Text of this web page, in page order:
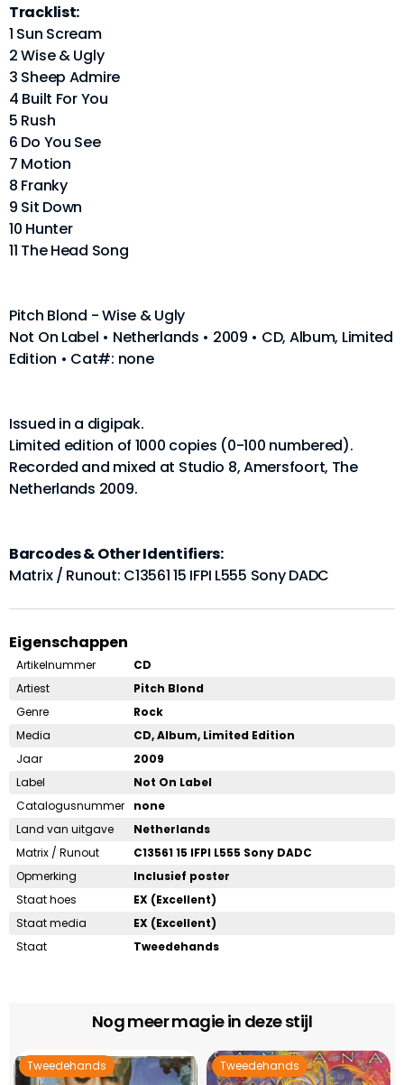
Tracklist:
1 Sun Scream
2 Wise & Ugly
3 Sheep Admire
4 Built For You
5 Rush
6 Do You See
7 Motion
8 Franky
9 Sit Down
10 Hunter
11 The Head Song
Pitch Blond - Wise & Ugly
Not On Label • Netherlands • 2009 • CD, Album, Limited
Edition • Cat#: none
Issued in a digipak.
Limited edition of 1000 copies (0-100 numbered).
Recorded and mixed at Studio 8, Amersfoort, The
Netherlands 2009.
Barcodes & Other Identifiers:
Matrix / Runout: C13561 15 IFPI L555 Sony DADC
Eigenschappen
Artikelnummer
CD
Artiest
Pitch Blond
Genre
Rock
Media
CD, Album, Limited Edition
Jaar
2009
Label
Not On Label
Catalogusnummer
none
Land van uitgave
Netherlands
Matrix / Runout
C13561 15 IFPI L555 Sony DADC
Opmerking
Inclusief poster
Staat hoes
EX (Excellent)
Staat media
EX (Excellent)
Staat
Tweedehands
Nog meer magie in deze stijl
Tweedehands Tweedehands